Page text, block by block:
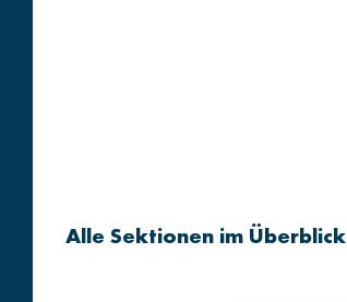
Alle Sektionen im Überblick